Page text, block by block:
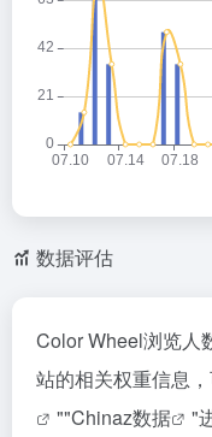
数据评估
Color Wheel浏览人
站的相关权重信息
""Chinaz数据
"